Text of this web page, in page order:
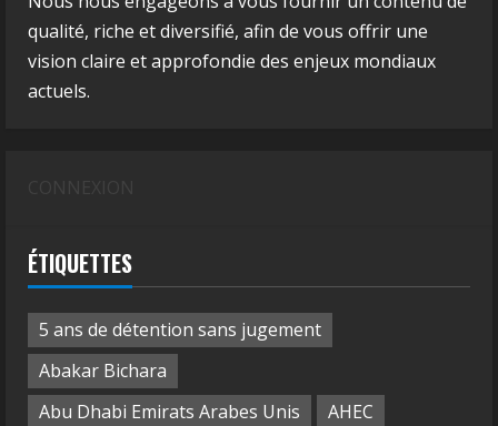
qualité, riche et diversifié, afin de vous offrir une
vision claire et approfondie des enjeux mondiaux
actuels.
ÉTIQUETTES
5 ans de détention sans jugement
Abakar Bichara
Abu Dhabi Emirats Arabes Unis
AHEC